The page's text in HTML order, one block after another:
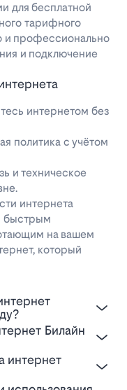
для бесплатной
тарифного
и профессионально
и подключение
интернетом без
политика с учётом
и техническое
интернета
быстрым
на вашем
который